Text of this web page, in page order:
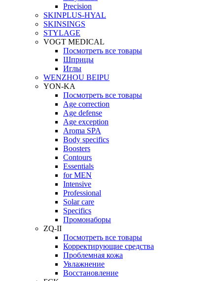
Precision
SKINPLUS-HYAL
SKINSINGS
STYLAGE
VOGT MEDICAL
Посмотреть все товары
Шприцы
Иглы
WENZHOU BEIPU
YON-KA
Посмотреть все товары
Age correction
Age defense
Age exception
Aroma SPA
Body specifics
Boosters
Contours
Essentials
for MEN
Intensive
Professional
Solar care
Specifics
Промонаборы
ZQ-II
Посмотреть все товары
Корректирующие средства
Проблемная кожа
Увлажнение
Восстановление